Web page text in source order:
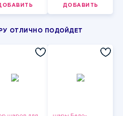
ДОБАВИТЬ
ОТЛИЧНО ПОДОЙДЕТ